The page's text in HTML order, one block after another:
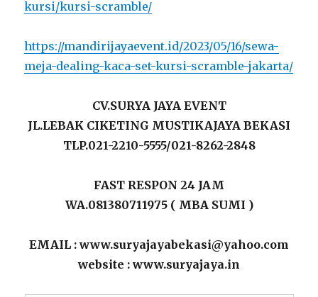
kursi/kursi-scramble/
https://mandirijayaevent.id/2023/05/16/sewa-
meja-dealing-kaca-set-kursi-scramble-jakarta/
CV.SURYA JAYA EVENT
JL.LEBAK CIKETING MUSTIKAJAYA BEKASI
TLP.021-2210-5555/021-8262-2848
FAST RESPON 24 JAM
WA.081380711975 ( MBA SUMI )
EMAIL : www.suryajayabekasi@yahoo.com
website : www.suryajaya.in